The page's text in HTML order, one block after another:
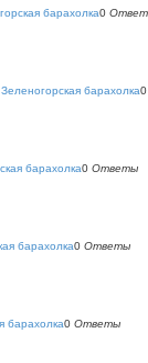
барахолка0
Зеленогорская барахолка
барахолка0 Ответы
барахолка0 Ответы
барахолка0 Ответы